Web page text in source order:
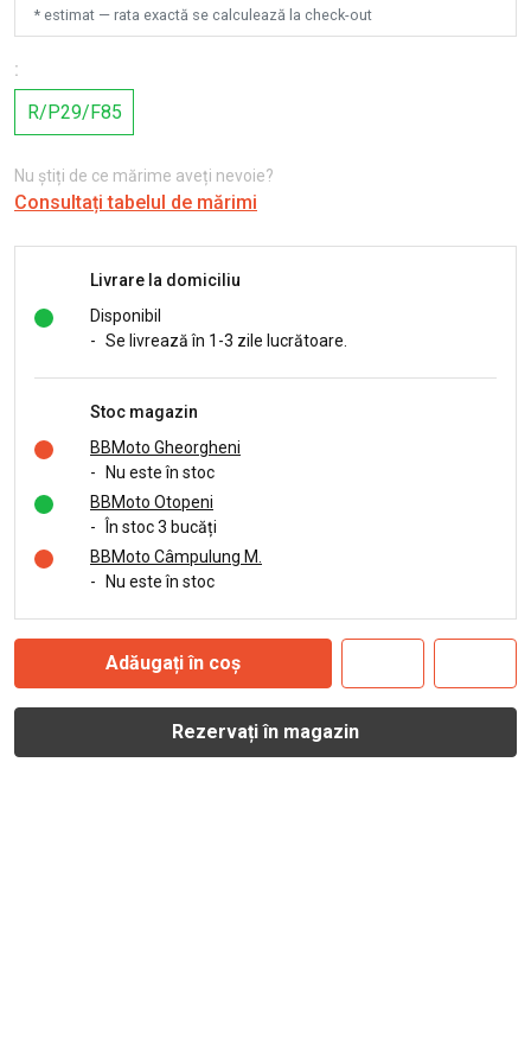
* estimat — rata exactă se calculează la check-out
:
R/P29/F85
Nu știți de ce mărime aveți nevoie?
Consultați tabelul de mărimi
Livrare la domiciliu
Disponibil
- Se livrează în 1-3 zile lucrătoare.
Stoc magazin
BBMoto Gheorgheni
-
Nu este în stoc
BBMoto Otopeni
-
În stoc 3 bucăți
BBMoto Câmpulung M.
-
Nu este în stoc
Adăugați în coș
Rezervați în magazin